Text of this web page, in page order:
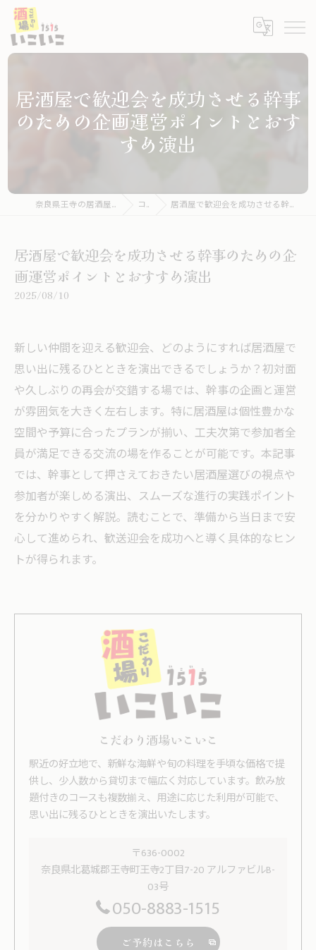
居酒屋で歓迎会を成功させる幹事
のための企画運営ポイントとおす
すめ演出
奈良県王寺の居酒屋ならこだわり酒場いこいこ コラム 居酒屋で歓迎会を成功させる幹事のための企画運営ポイントとおすすめ演出
居酒屋で歓迎会を成功させる幹事のための企
画運営ポイントとおすすめ演出
2025/08/10
新しい仲間を迎える歓迎会、どのようにすれば居酒屋で
思い出に残るひとときを演出できるでしょうか？初対面
や久しぶりの再会が交錯する場では、幹事の企画と運営
が雰囲気を大きく左右します。特に居酒屋は個性豊かな
空間や予算に合ったプランが揃い、工夫次第で参加者全
員が満足できる交流の場を作ることが可能です。本記事
では、幹事として押さえておきたい居酒屋選びの視点や
参加者が楽しめる演出、スムーズな進行の実践ポイント
を分かりやすく解説。読むことで、準備から当日まで安
心して進められ、歓送迎会を成功へと導く具体的なヒン
トが得られます。
こだわり酒場いこいこ
駅近の好立地で、新鮮な海鮮や旬の料理を手頃な価格で提
供し、少人数から貸切まで幅広く対応しています。飲み放
題付きのコースも複数揃え、用途に応じた利用が可能で、
思い出に残るひとときを演出いたします。
〒636-0002
奈良県北葛城郡王寺町王寺2丁目7-20 アルファビルB-
03号
050-8883-1515
ご予約はこちら